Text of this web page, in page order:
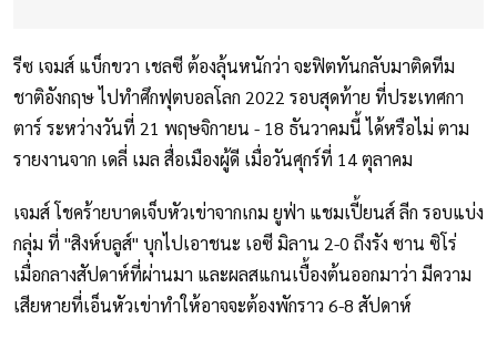
รีซ เจมส์ แบ็กขวา เชลซี ต้องลุ้นหนักว่า จะฟิตทันกลับมาติดทีม
ชาติอังกฤษ ไปทำศึกฟุตบอลโลก 2022 รอบสุดท้าย ที่ประเทศกา
ตาร์ ระหว่างวันที่ 21 พฤษจิกายน - 18 ธันวาคมนี้ ได้หรือไม่ ตาม
รายงานจาก เดลี่ เมล สื่อเมืองผู้ดี เมื่อวันศุกร์ที่ 14 ตุลาคม
เจมส์ โชคร้ายบาดเจ็บหัวเข่าจากเกม ยูฟ่า แชมเปี้ยนส์ ลีก รอบแบ่ง
กลุ่ม ที่ "สิงห์บลูส์" บุกไปเอาชนะ เอซี มิลาน 2-0 ถึงรัง ซาน ซิโร่
เมื่อกลางสัปดาห์ที่ผ่านมา และผลสแกนเบื้องต้นออกมาว่า มีความ
เสียหายที่เอ็นหัวเข่าทำให้อาจจะต้องพักราว 6-8 สัปดาห์